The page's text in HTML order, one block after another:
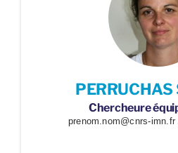
Chercheure
prenom.nom@cnrs-